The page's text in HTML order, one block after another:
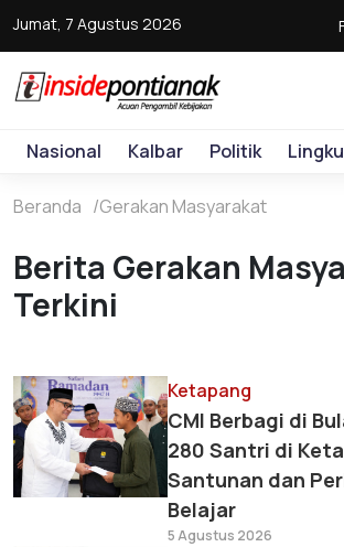
Jumat, 7 Agustus 2026
Nasional Kalbar Politik
Beranda Gerakan Masyarakat
Berita Gerakan
Terkini
Ketapang
CMI Berbagi di
280 Santri di
Santunan dan
Belajar
5 Agustus 2026